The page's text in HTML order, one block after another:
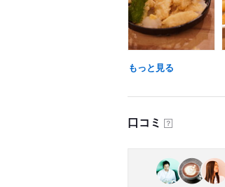
もっと見る
口コミ ？